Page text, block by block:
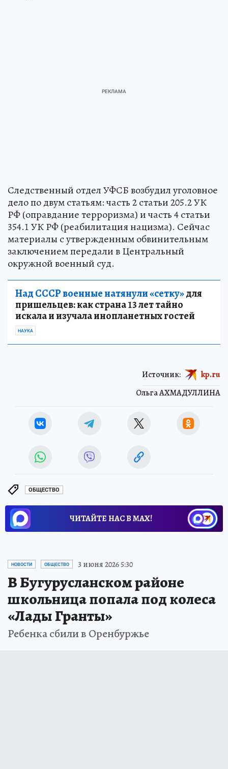
Следственный отдел УФСБ возбудил уголовное
дело по двум статьям: часть 2 статьи 205.2 УК
РФ (оправдание терроризма) и часть 4 статьи
354.1 УК РФ (реабилитация нацизма). Сейчас
материалы с утвержденным обвинительным
заключением передали в Центральный
окружной военный суд.
Над СССР военные натянули «сетку»для
пришельцев: как страна 13 лет тайно
искала и изучала инопланетных гостей
НАУКА
Ольга АХМАДУЛЛИНА
Источник: kp.ru
ОБЩЕСТВО
ЧИТАЙТЕ НАС В МАХ!
НОВОСТИ ОБЩЕСТВО 3 июня 2026 5:30
В Бугурусланском районе
школьница попала под колеса
«Лады Гранты»
Ребенка сбили в Оренбуржье